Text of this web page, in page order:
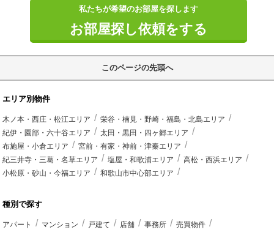
私たちが希望のお部屋を探します
お部屋探し依頼をする
このページの先頭へ
エリア別物件
木ノ本・西庄・松江エリア
栄谷・楠見・野崎・福島・北島エリア
紀伊・園部・六十谷エリア
太田・黒田・四ヶ郷エリア
布施屋・小倉エリア
宮前・有家・神前・津秦エリア
紀三井寺・三葛・名草エリア
塩屋・和歌浦エリア
高松・西浜エリア
小松原・砂山・今福エリア
和歌山市中心部エリア
種別で探す
アパート マンション 戸建て 店舗 事務所 売買物件